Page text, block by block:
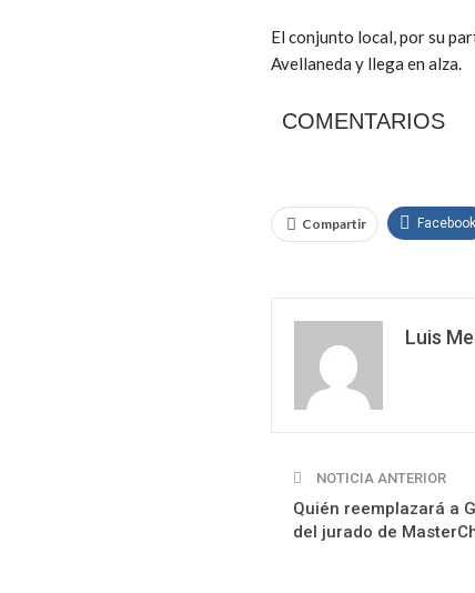
El conjunto local, por su
Avellaneda y llega en alza.
COMENTARIOS
Compartir Facebook
Luis
NOTICIA ANTERIOR
Quién reemplazará a
del jurado de